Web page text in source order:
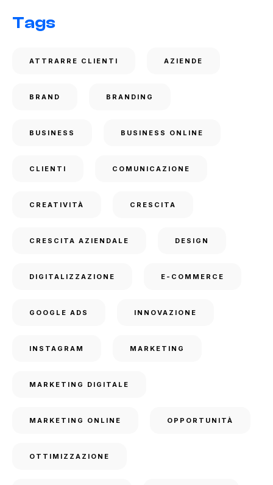
Tags
ATTRARRE CLIENTI AZIENDE
BRAND BRANDING
BUSINESS BUSINESS ONLINE
CLIENTI COMUNICAZIONE
CREATIVITÀ CRESCITA
CRESCITA AZIENDALE DESIGN
DIGITALIZZAZIONE E-COMMERCE
GOOGLE ADS INNOVAZIONE
INSTAGRAM MARKETING
MARKETING DIGITALE
MARKETING ONLINE OPPORTUNITÀ
OTTIMIZZAZIONE